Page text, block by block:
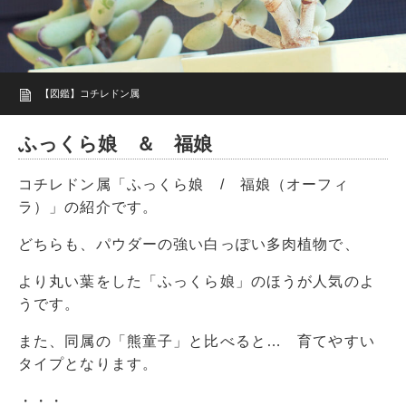
【図鑑】コチレドン属
ふっくら娘 ＆ 福娘
コチレドン属「ふっくら娘 / 福娘（オーフィ
ラ）」の紹介です。
どちらも、パウダーの強い白っぽい多肉植物で、
より丸い葉をした「ふっくら娘」のほうが人気のよ
うです。
また、同属の「熊童子」と比べると… 育てやすい
タイプとなります。
・・・